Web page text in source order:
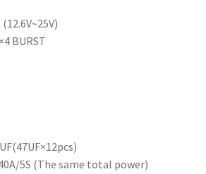
BURST
5S (The same total power)